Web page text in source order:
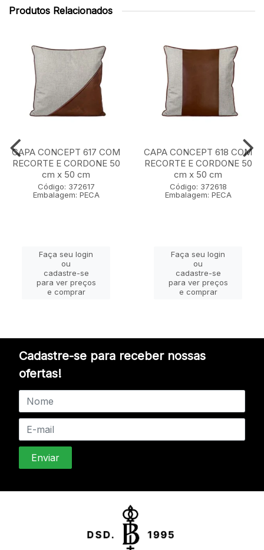
Produtos Relacionados
CAPA CONCEPT 617 COM
RECORTE E CORDONE 50
cm x 50 cm
Código: 372617
Embalagem: PECA
Faça seu login
ou
cadastre-se
para ver preços
e comprar
CAPA CONCEPT 618 COM
RECORTE E CORDONE 50
cm x 50 cm
Código: 372618
Embalagem: PECA
Faça seu login
ou
cadastre-se
para ver preços
e comprar
Cadastre-se para receber nossas
ofertas!